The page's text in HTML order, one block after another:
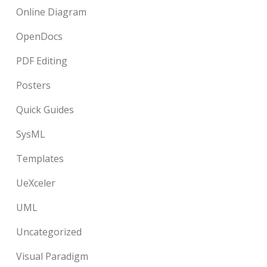
Online Diagram
OpenDocs
PDF Editing
Posters
Quick Guides
SysML
Templates
UeXceler
UML
Uncategorized
Visual Paradigm